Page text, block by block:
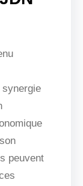
synergie
peuvent